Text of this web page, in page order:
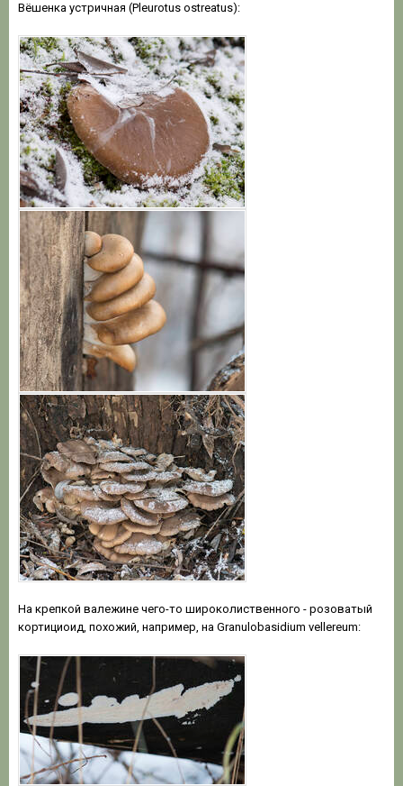
Вёшенка устричная (Pleurotus ostreatus):
На крепкой валежине чего-то широколиственного - розоватый
кортициоид, похожий, например, на Granulobasidium vellereum: